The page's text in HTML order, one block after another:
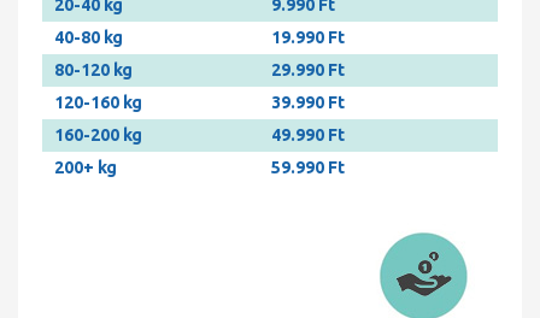
20-40 kg
9.990 Ft
40-80 kg
19.990 Ft
80-120 kg
29.990 Ft
120-160 kg
39.990 Ft
160-200 kg
49.990 Ft
200+ kg
59.990 Ft